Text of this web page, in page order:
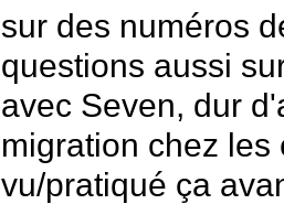
sur des numéros
questions aussi
avec Seven, dur
migration chez
vu/pratiqué ça